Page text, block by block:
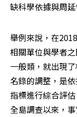
缺科學依據與周延
舉例來說，在
相關單位與學者
一般類，就出現
名錄的調整，是
指標進行綜合評
全島調查以來，